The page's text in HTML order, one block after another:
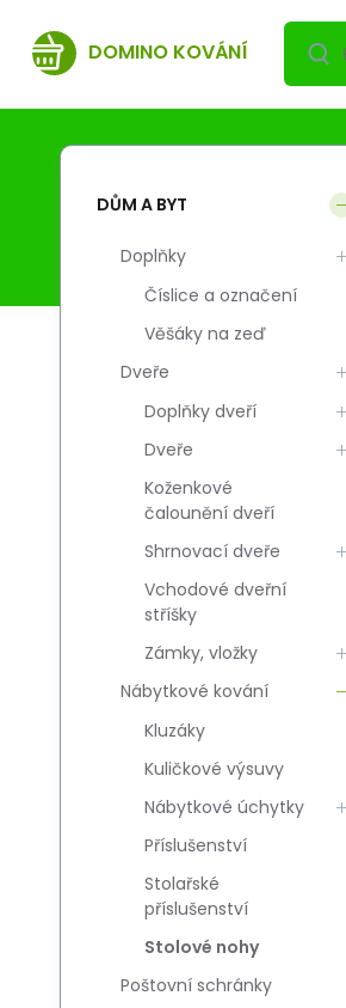
DOMINO KOVÁNÍ
DOMINO
Kód:i700_5908211441610
Szál. kód:5908211441610
EAN: 5908211441610
736.32
Skladem
KOSÁRBA
NAL60
DŮM A BYT
Doplňky
Číslice a označení
Věšáky na zeď
Dveře
Doplňky dveří
Dveře
Koženkové
čalounění dveří
Shrnovací dveře
Vchodové dveřní
stříšky
Zámky, vložky
Nábytkové kování
Kluzáky
Kuličkové výsuvy
Nábytkové úchytky
Příslušenství
Stolařské
příslušenství
Stolové nohy
Poštovní schránky